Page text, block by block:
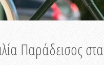
Παράδεισος στα